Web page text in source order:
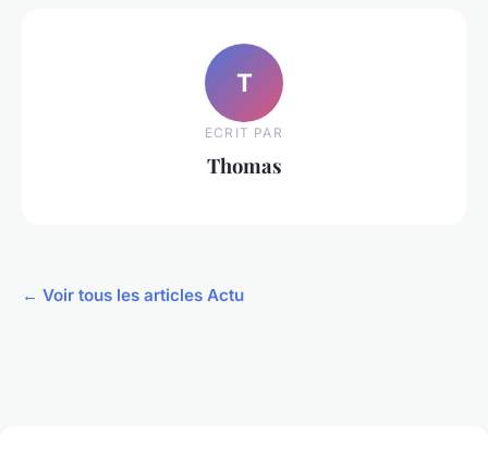
T
ECRIT PAR
Thomas
← Voir tous les articles Actu